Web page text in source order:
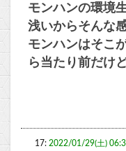
モンハンの環境
浅いからそんな
モンハンはそこ
ら当たり前だけ
17: 2022/01/29(土)